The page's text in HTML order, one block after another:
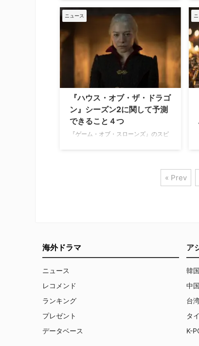
ーレイ、DVDの各コンプリート・ボッ
クスの発売とDVDレンタルが、3月15
日（水）より開始となる。『ゲーム・
オブ・スローンズ』、『ハウス・オ
ブ・ザ・ドラゴン』でおなじみの権力
の象徴「鉄の玉座」の制作風景を公
開！ 「鉄の玉座」とは？ 最高権力の
象徴 『ゲーム・オブ・スローンズ』シ
遡ること200年前の世界を描く『ハウ
ス・オブ・ザ・ドラゴン』でも、代々
ターガリエン家の王だ …
ニュース
『ハウス・オブ・ザ・ドラゴ
ン』シーズン2に関して予測
できること４つ
『ゲーム・オブ・スローンズ』のスピ
で10カ月を要し、製作に1年以上を費
« Prev
海外ドラマ
ニュース
レコメンド
ランキング
プレゼント
データベース
ア
韓
中
台
タ
K-